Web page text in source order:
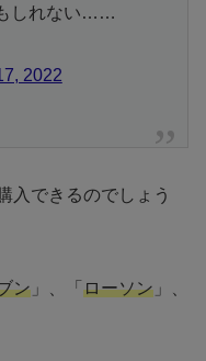
しれない……
2022
入できるのでしょう
ン 」、「 ローソン 」、